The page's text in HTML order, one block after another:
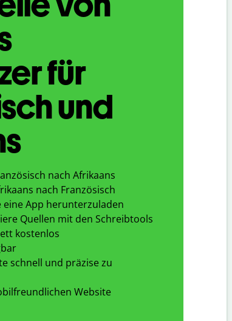
für
und
nach Afrikaans
nach Französisch
App herunterzuladen
Quellen mit den Schreibtools
kostenlos
schnell und präzise zu
Website